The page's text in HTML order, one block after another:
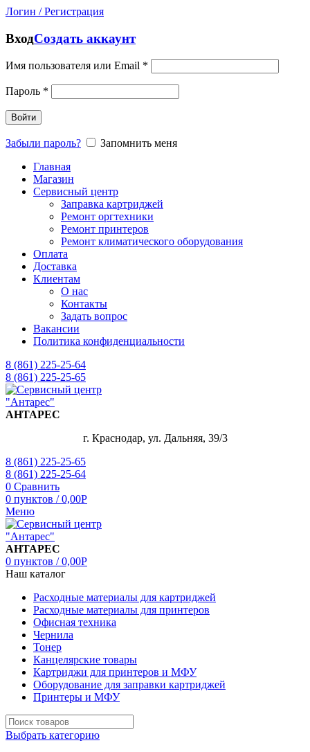
Логин / Регистрация
ВходСоздать аккаунт
Имя пользователя или Email *
Пароль *
Войти
Забыли пароль?
Запомнить меня
Главная
Магазин
Сервисный центр
Заправка картриджей
Ремонт оргтехники
Ремонт принтеров
Ремонт климатического оборудования
Оплата
Доставка
Клиентам
О нас
Контакты
Задать вопрос
Вакансии
Политика конфиденциальности
8 (861) 225-25-64
8 (861) 225-25-65
АНТАРЕС
г. Краснодар, ул. Дальняя, 39/3
8 (861) 225-25-65
8 (861) 225-25-64
0 Сравнить
0 пунктов / 0,00Р
Меню
АНТАРЕС
0 пунктов / 0,00Р
Наш каталог
Расходные материалы для картриджей
Расходные материалы для принтеров
Офисная техника
Чернила
Тонер
Канцелярские товары
Картриджи для принтеров и МФУ
Оборудование для заправки картриджей
Принтеры и МФУ
Выбрать категорию